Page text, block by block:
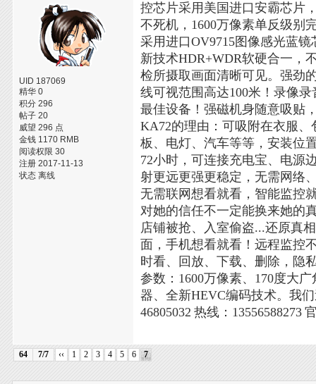
UID 187069
精华 0
积分 296
帖子 20
威望 296 点
金钱 1170 RMB
阅读权限 30
注册 2017-11-13
状态 离线
控芯片采用美国进口安霸芯片
不死机，1600万像素单反级别
采用进口OV9715图像感光蓝
新技术HDR+WDR软硬合一，
检所摄取画面清晰可见。强劲
线可视范围高达100米！录像
最佳设备！强磁机身随意吸贴
KA72的理由：可吸附在衣服
板、电灯、汽车等等，安装位
72小时，可连接充电宝、电源
射更远更强更稳定，无需网络
无需联网想看就看，智能监控
对她的信任不一定能换来她的
店铺被抢、入室偷盗...还原真
面，手机想看就看！远程监控
时看、回放、下载、删除，隐
参数：1600万像素、170度大
器、全新HEVC编码技术。我
46805032 热线：13556588273
64 7/7 ‹‹ 1 2 3 4 5 6 7